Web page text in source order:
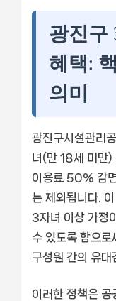
광진구
혜택:
의미
광진구시설관리
녀(만 18세 미만)
이용료 50% 감
는 제외됩니다.
3자녀 이상 가정
수 있도록 함으로
구성원 간의 유대
이러한 정책은 공